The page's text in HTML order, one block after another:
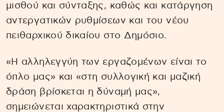
μισθού και σύνταξης, καθώς και κατάργηση
αντεργατικών ρυθμίσεων και του νέου
πειθαρχικού δικαίου στο Δημόσιο.
«Η αλληλεγγύη των εργαζομένων είναι το
όπλο μας» και «στη συλλογική και μαζική
δράση βρίσκεται η δύναμή μας»,
σημειώνεται χαρακτηριστικά στην